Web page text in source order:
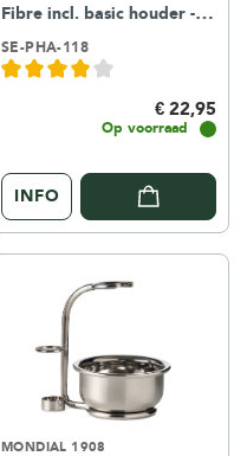
Fibre incl. basic houder -
ocean green
SE-PHA-118
€ 22,95
Op voorraad
INFO
MONDIAL 1908